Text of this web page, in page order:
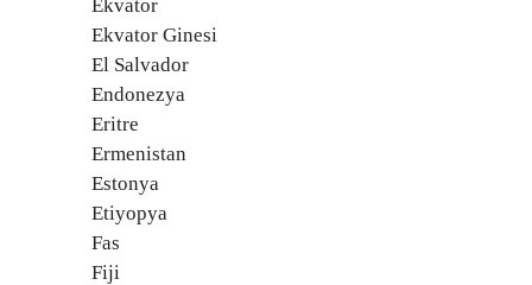
Ekvator
Ekvator Ginesi
El Salvador
Endonezya
Eritre
Ermenistan
Estonya
Etiyopya
Fas
Fiji